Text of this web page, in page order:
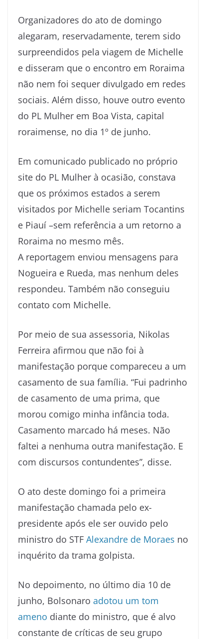
Organizadores do ato de domingo
alegaram, reservadamente, terem sido
surpreendidos pela viagem de Michelle
e disseram que o encontro em Roraima
não nem foi sequer divulgado em redes
sociais. Além disso, houve outro evento
do PL Mulher em Boa Vista, capital
roraimense, no dia 1º de junho.
Em comunicado publicado no próprio
site do PL Mulher à ocasião, constava
que os próximos estados a serem
visitados por Michelle seriam Tocantins
e Piauí –sem referência a um retorno a
Roraima no mesmo mês.
A reportagem enviou mensagens para
Nogueira e Rueda, mas nenhum deles
respondeu. Também não conseguiu
contato com Michelle.
Por meio de sua assessoria, Nikolas
Ferreira afirmou que não foi à
manifestação porque compareceu a um
casamento de sua família. “Fui padrinho
de casamento de uma prima, que
morou comigo minha infância toda.
Casamento marcado há meses. Não
faltei a nenhuma outra manifestação. E
com discursos contundentes”, disse.
O ato deste domingo foi a primeira
manifestação chamada pelo ex-
presidente após ele ser ouvido pelo
ministro do STF Alexandre de Moraes no
inquérito da trama golpista.
No depoimento, no último dia 10 de
junho, Bolsonaro adotou um tom
ameno diante do ministro, que é alvo
constante de críticas de seu grupo